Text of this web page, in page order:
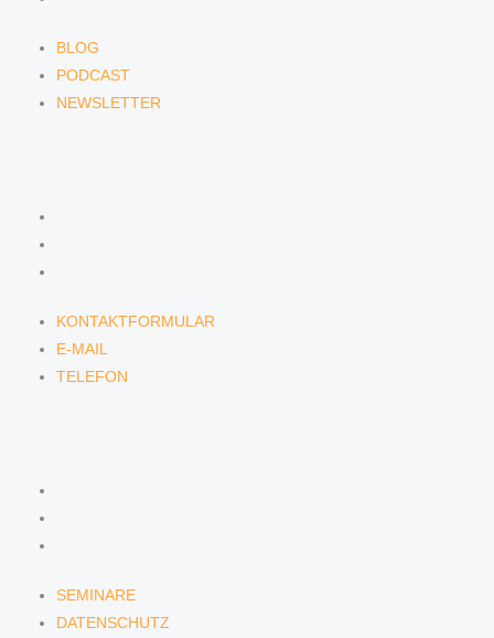
BLOG
PODCAST
NEWSLETTER
KONTAKTFORMULAR
E-MAIL
TELEFON
SEMINARE
DATENSCHUTZ